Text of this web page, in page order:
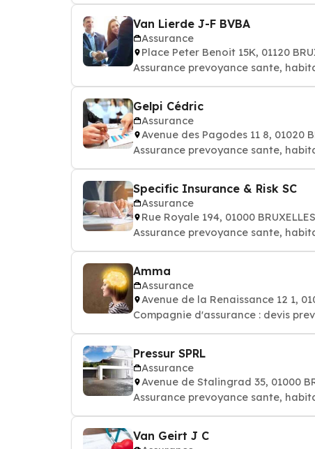
Van Lierde J-F BVBA
Assurance
Place Peter Benoit 15K, 01120
Assurance prevoyance sante,
Gelpi Cédric
Assurance
Avenue des Pagodes 11 8, 01020
Assurance prevoyance sante,
Specific Insurance & Risk SC
Assurance
Rue Royale 194, 01000 BRUXELLES
Assurance prevoyance sante,
Amma
Assurance
Avenue de la Renaissance 12 1,
Compagnie d'assurance : devis
Pressur SPRL
Assurance
Avenue de Stalingrad 35, 01000
Assurance prevoyance sante,
Van Geirt J C